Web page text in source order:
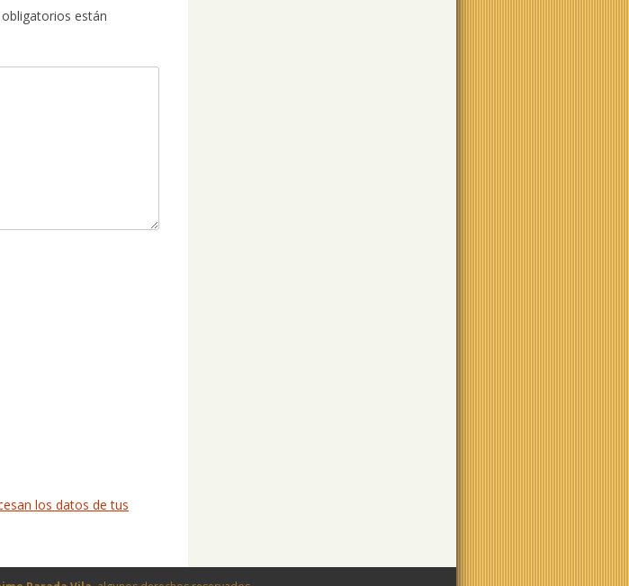
están
los datos de tus